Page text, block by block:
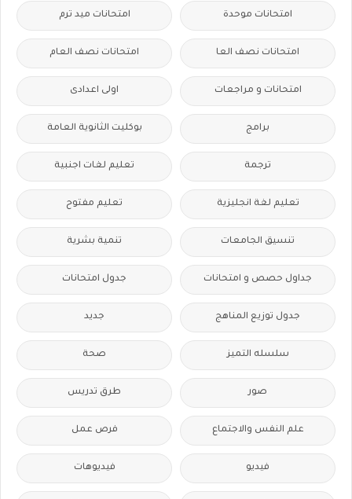
امتحانات موحدة امتحانات ميد ترم
امتحانات نصف العا امتحانات نصف العام
امتحانات و مراجعات اولى اعدادى
برامج بوكليت الثانوية العامة
ترجمة تعليم لغات اجنبية
تعليم لغة انجليزية تعليم مفتوح
تنسيق الجامعات تنمية بشرية
جداول حصص و امتحانات جدول امتحانات
جدول توزيع المناهج جديد
سلسله التميز صحة
صور طرق تدريس
علم النفس والاجتماع فرص عمل
فيديو فيديوهات